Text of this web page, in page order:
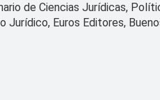
de Ciencias Jurídicas,
Jurídico, Euros Editores,